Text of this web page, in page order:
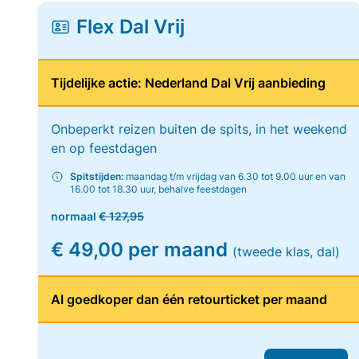
Flex Dal Vrij
Tijdelijke actie: Nederland Dal Vrij aanbieding
Onbeperkt reizen buiten de spits, in het weekend
en op feestdagen
Spitstijden: maandag t/m vrijdag van 6.30 tot 9.00 uur en van
16.00 tot 18.30 uur, behalve feestdagen
normaal € 127,95
€ 49,00 per maand (tweede klas, dal)
Al goedkoper dan één retourticket per maand